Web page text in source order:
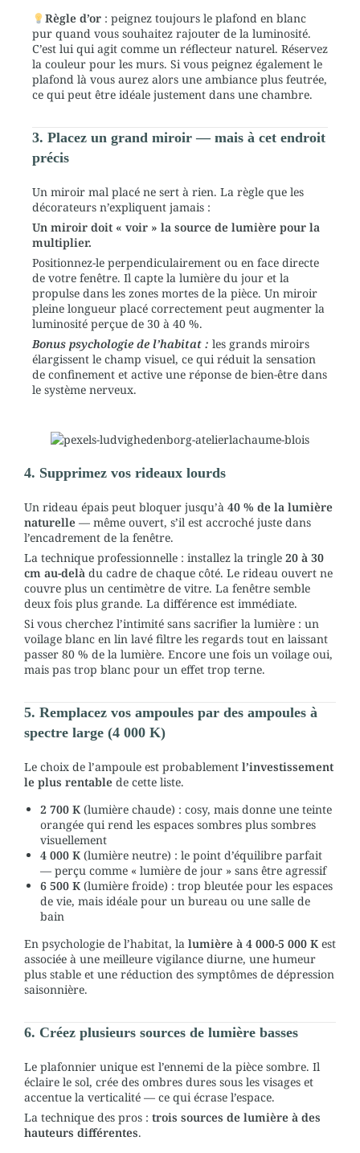
Règle d’or: peignez toujours le plafond en blanc
pur quand vous souhaitez rajouter de la luminosité.
C’est lui qui agit comme un réflecteur naturel. Réservez
la couleur pour les murs. Si vous peignez également le
plafond là vous aurez alors une ambiance plus feutrée,
ce qui peut être idéale justement dans une chambre.
3. Placez un grand miroir — mais à cet endroit
précis
Un miroir mal placé ne sert à rien. La règle que les
décorateurs n’expliquent jamais :
Un miroir doit « voir » la source de lumière pour la
multiplier.
Positionnez-le perpendiculairement ou en face directe
de votre fenêtre. Il capte la lumière du jour et la
propulse dans les zones mortes de la pièce. Un miroir
pleine longueur placé correctement peut augmenter la
luminosité perçue de 30 à 40 %.
Bonus psychologie de l’habitat : les grands miroirs
élargissent le champ visuel, ce qui réduit la sensation
de confinement et active une réponse de bien-être dans
le système nerveux.
4. Supprimez vos rideaux lourds
Un rideau épais peut bloquer jusqu’à 40 % de la lumière
naturelle — même ouvert, s’il est accroché juste dans
l’encadrement de la fenêtre.
La technique professionnelle : installez la tringle 20 à 30
cm au-delà du cadre de chaque côté. Le rideau ouvert ne
couvre plus un centimètre de vitre. La fenêtre semble
deux fois plus grande. La différence est immédiate.
Si vous cherchez l’intimité sans sacrifier la lumière : un
voilage blanc en lin lavé filtre les regards tout en laissant
passer 80 % de la lumière. Encore une fois un voilage oui,
mais pas trop blanc pour un effet trop terne.
5. Remplacez vos ampoules par des ampoules à
spectre large (4 000 K)
Le choix de l’ampoule est probablement l’investissement
le plus rentable de cette liste.
2 700 K (lumière chaude) : cosy, mais donne une teinte
orangée qui rend les espaces sombres plus sombres
visuellement
4 000 K (lumière neutre) : le point d’équilibre parfait
— perçu comme « lumière de jour » sans être agressif
6 500 K (lumière froide) : trop bleutée pour les espaces
de vie, mais idéale pour un bureau ou une salle de
bain
En psychologie de l’habitat, la lumière à 4 000-5 000 K est
associée à une meilleure vigilance diurne, une humeur
plus stable et une réduction des symptômes de dépression
saisonnière.
6. Créez plusieurs sources de lumière basses
Le plafonnier unique est l’ennemi de la pièce sombre. Il
éclaire le sol, crée des ombres dures sous les visages et
accentue la verticalité — ce qui écrase l’espace.
La technique des pros : trois sources de lumière à des
hauteurs différentes.